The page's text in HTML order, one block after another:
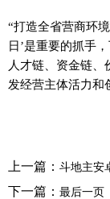
“打造全省营商环
日’是重要的抓手
人才链、资金链、
发经营主体活力和
上一篇： 斗地主安
下一篇： 最后一页